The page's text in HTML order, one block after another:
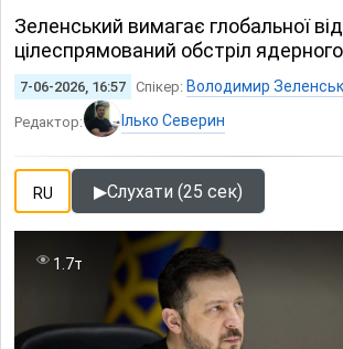
Зеленський вимагає глобальної
цілеспрямований обстріл
7-06-2026, 16:57 Спікер: Володимир
Редактор: Ілько Северин
RU ▶Слухати (25 сек)
1.7т